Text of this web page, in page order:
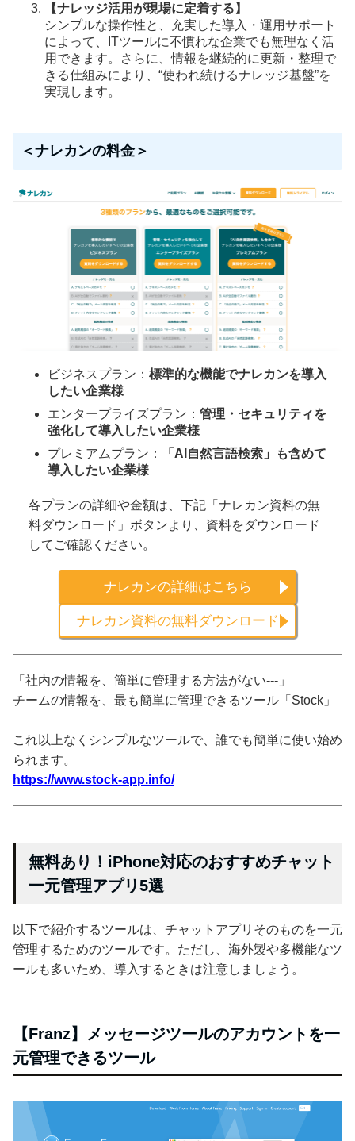
【ナレッジ活用が現場に定着する】
シンプルな操作性と、充実した導入・運用サポート
によって、ITツールに不慣れな企業でも無理なく活
用できます。さらに、情報を継続的に更新・整理で
きる仕組みにより、“使われ続けるナレッジ基盤”を
実現します。
＜ナレカンの料金＞
ビジネスプラン： 標準的な機能でナレカンを導入
したい企業様
エンタープライズプラン： 管理・セキュリティを
強化して導入したい企業様
プレミアムプラン：
「AI自然言語検索」も含めて
導入したい企業様
各プランの詳細や金額は、下記「ナレカン資料の無
料ダウンロード」ボタンより、資料をダウンロード
してご確認ください。
ナレカンの詳細はこちら
ナレカン資料の無料ダウンロード
「社内の情報を、簡単に管理する方法がない---」
チームの情報を、最も簡単に管理できるツール「Stock」
これ以上なくシンプルなツールで、誰でも簡単に使い始め
られます。
https://www.stock-app.info/
無料あり！iPhone対応のおすすめチャット
一元管理アプリ5選
以下で紹介するツールは、チャットアプリそのものを一元
管理するためのツールです。ただし、海外製や多機能なツ
ールも多いため、導入するときは注意しましょう。
【Franz】メッセージツールのアカウントを一
元管理できるツール